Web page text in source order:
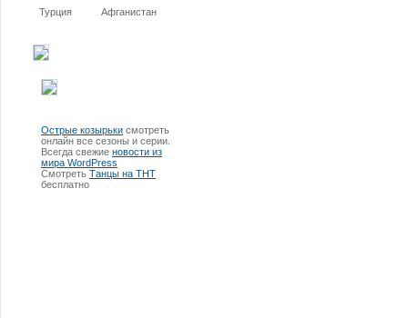
Турция Афганистан
Острые козырьки смотреть
онлайн все сезоны и серии.
Всегда свежие новости из
мира WordPress
Смотреть Танцы на ТНТ
бесплатно